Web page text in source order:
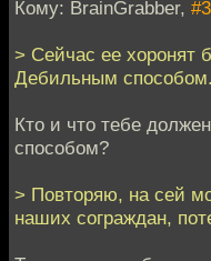
Кому: BrainGrabber,
> Сейчас ее хоронят
Дебильным способом.
Кто и что тебе
способом?
> Повторяю, на сей
наших сограждан,